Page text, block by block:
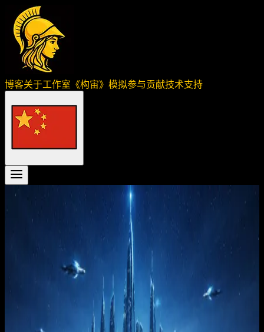
博客关于工作室 《构宙》 模拟参与贡献技术支持
游戏体验描述